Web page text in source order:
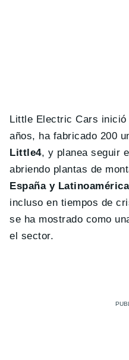
Little Electric Cars
años, ha fabricado 200
Little4, y planea seguir
abriendo plantas de
España y Latinoamérica
incluso en tiempos de
se ha mostrado como
el sector.